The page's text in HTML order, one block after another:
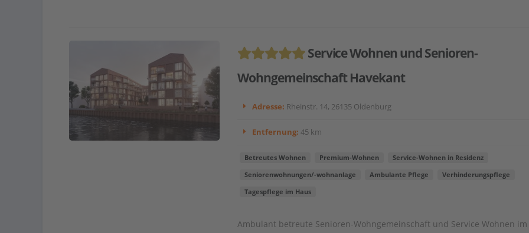
Service Wohnen und Senioren-
Wohngemeinschaft Havekant
Adresse: Rheinstr. 14, 26135 Oldenburg
Entfernung: 45 km
Betreutes Wohnen Premium-Wohnen Service-Wohnen in Residenz
Seniorenwohnungen/-wohnanlage Ambulante Pflege Verhinderungspflege
Tagespflege im Haus
Ambulant betreute Senioren-Wohngemeinschaft und Service Wohnen im